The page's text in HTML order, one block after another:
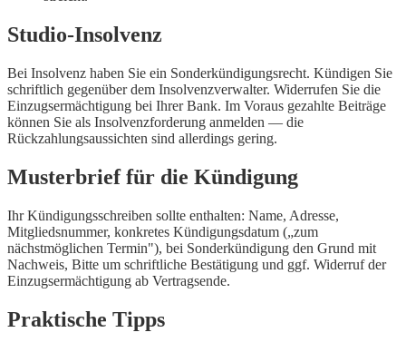
Studio-Insolvenz
Bei Insolvenz haben Sie ein Sonderkündigungsrecht. Kündigen Sie
schriftlich gegenüber dem Insolvenzverwalter. Widerrufen Sie die
Einzugsermächtigung bei Ihrer Bank. Im Voraus gezahlte Beiträge
können Sie als Insolvenzforderung anmelden — die
Rückzahlungsaussichten sind allerdings gering.
Musterbrief für die Kündigung
Ihr Kündigungsschreiben sollte enthalten: Name, Adresse,
Mitgliedsnummer, konkretes Kündigungsdatum („zum
nächstmöglichen Termin"), bei Sonderkündigung den Grund mit
Nachweis, Bitte um schriftliche Bestätigung und ggf. Widerruf der
Einzugsermächtigung ab Vertragsende.
Praktische Tipps